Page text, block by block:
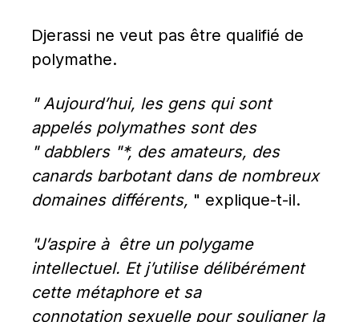
Djerassi ne veut pas être qualifié de
polymathe.
" Aujourd’hui, les gens qui sont
appelés polymathes sont des
" dabblers "*, des amateurs, des
canards barbotant dans de nombreux
domaines différents, " explique-t-il.
"J’aspire à  être un polygame
intellectuel. Et j’utilise délibérément
cette métaphore et sa
connotation sexuelle pour souligner la